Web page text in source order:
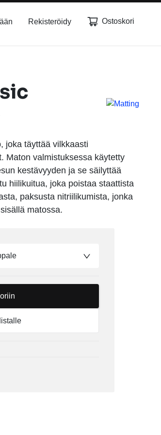
Rekisteröidy Ostoskori
joka täyttää vilkkaasti
Maton valmistuksessa käytetty
kestävyyden ja se säilyttää
hiilikuitua, joka poistaa staattista
paksusta nitriilikumista, jonka
matossa.